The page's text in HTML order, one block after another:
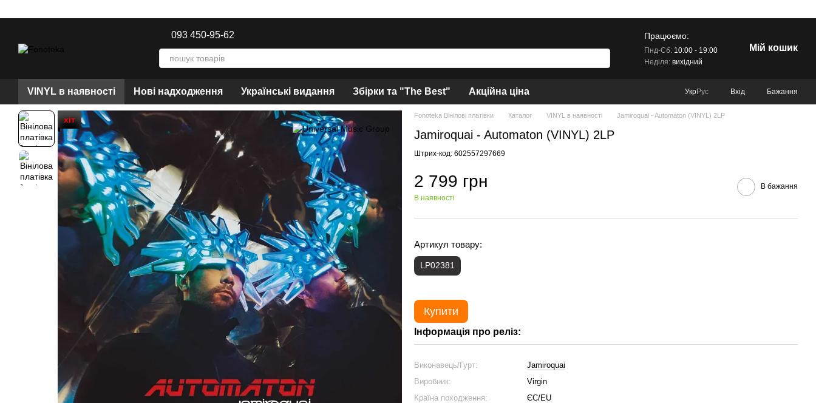
093 450-95-62 Працюємо:
Пнд-Сб:10:00 - 19:00
Неділя:вихідний
Мій кошик
VINYL в наявності Нові надходження Українські видання Збірки та "The Best" Акційна ціна УкрРус Вхід Бажання
хіт Fonoteka Вінілові платівки Каталог VINYL в наявності Jamiroquai - Automaton (VINYL) 2LP
Jamiroquai - Automaton (VINYL) 2LP
Штрих-код: 602557297669
2 799 грн
В наявності
В бажання
Артикул товару:
LP02381
Купити
Інформація про реліз:
Виконавець/Гурт:
Jamiroquai
Виробник:
Virgin
Країна походження:
ЄС/EU